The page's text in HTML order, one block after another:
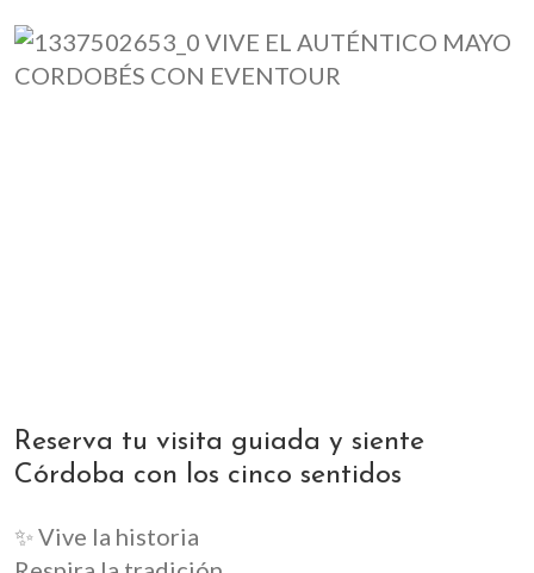
Reserva tu visita guiada y siente
Córdoba con los cinco sentidos
✨ Vive la historia